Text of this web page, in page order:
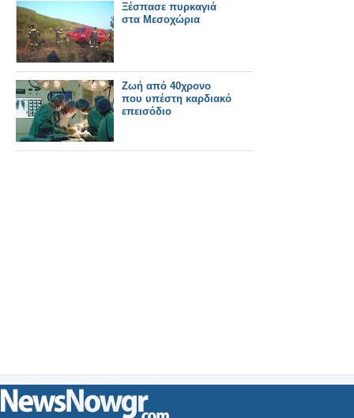
Ξέσπασε πυρκαγιά
στα Μεσοχώρια
Ζωή από 40χρονο
που υπέστη καρδιακό
επεισόδιο